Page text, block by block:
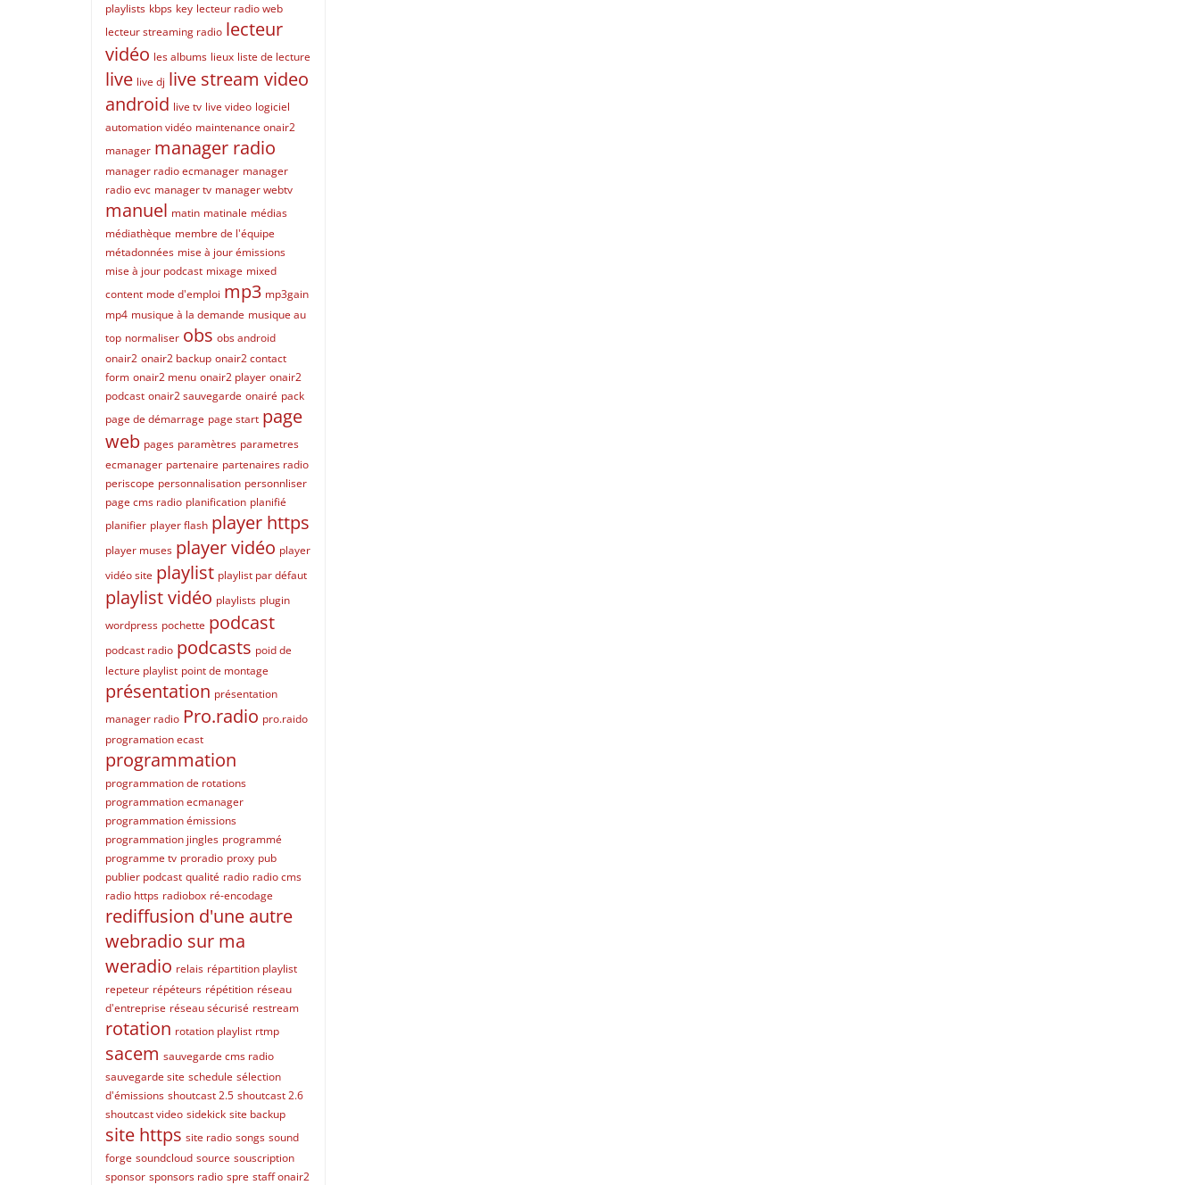
playlists kbps key lecteur radio web
lecteur streaming radio lecteur
vidéo les albums lieux liste de lecture
live live dj live stream video
android live tv live video logiciel
automation vidéo maintenance onair2
manager manager radio
manager radio ecmanager manager
radio evc manager tv manager webtv
manuel matin matinale médias
médiathèque membre de l'équipe
métadonnées mise à jour émissions
mise à jour podcast mixage mixed
content mode d'emploi mp3 mp3gain
mp4 musique à la demande musique au
top normaliser obs obs android
onair2 onair2 backup onair2 contact
form onair2 menu onair2 player onair2
podcast onair2 sauvegarde onairé pack
page de démarrage page start page
web pages paramètres parametres
ecmanager partenaire partenaires radio
periscope personnalisation personnliser
page cms radio planification planifié
planifier player flash player https
player muses player vidéo player
vidéo site playlist playlist par défaut
playlist vidéo playlists plugin
wordpress pochette podcast
podcast radio podcasts poid de
lecture playlist point de montage
présentation présentation
manager radio Pro.radio pro.raido
programation ecast
programmation
programmation de rotations
programmation ecmanager
programmation émissions
programmation jingles programmé
programme tv proradio proxy pub
publier podcast qualité radio radio cms
radio https radiobox ré-encodage
rediffusion d'une autre
webradio sur ma
weradio relais répartition playlist
repeteur répéteurs répétition réseau
d'entreprise réseau sécurisé restream
rotation rotation playlist rtmp
sacem sauvegarde cms radio
sauvegarde site schedule sélection
d'émissions shoutcast 2.5 shoutcast 2.6
shoutcast video sidekick site backup
site https site radio songs sound
forge soundcloud source souscription
sponsor sponsors radio spre staff onair2